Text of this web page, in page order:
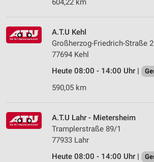
604,22 km
A.T.U Kehl
Großherzog-Friedrich-Straße 2
77694 Kehl
Heute 08:00 - 14:00 Uhr |
590,05 km
A.T.U Lahr - Mietersheim
Tramplerstraße 89/1
77933 Lahr
Heute 08:00 - 14:00 Uhr |